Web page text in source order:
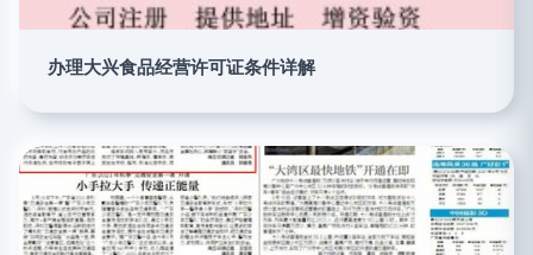
办理大兴食品经营许可证条件详解